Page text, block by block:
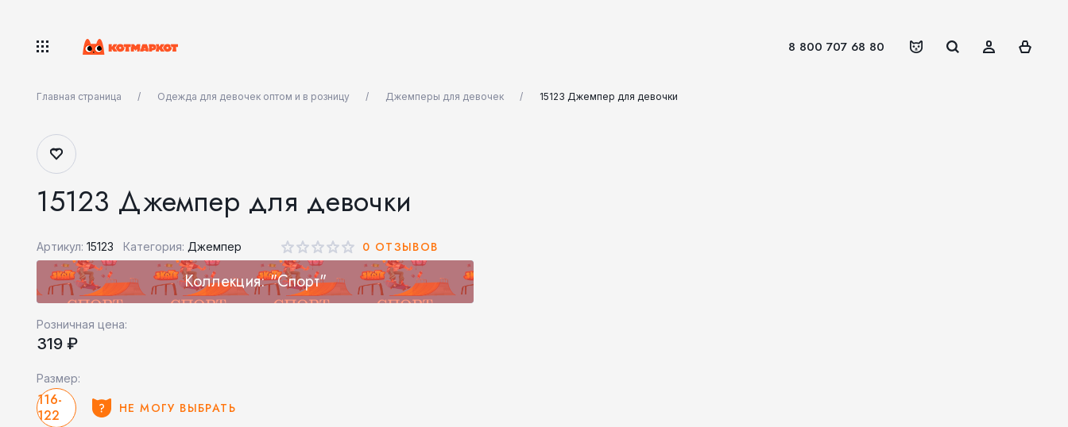
8 800 707 68 80
Главная страница Одежда для девочек оптом и в розницу Джемперы для девочек 15123 Джемпер для девочки
15123 Джемпер для девочки
Артикул: 15123 Категория: Джемпер 0 ОТЗЫВОВ
Коллекция: "Спорт"
Розничная цена:
319 ₽
Размер:
116-
122
НЕ МОГУ ВЫБРАТЬ